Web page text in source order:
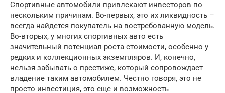
Спортивные автомобили привлекают инвесторов по
нескольким причинам. Во-первых, это их ликвидность –
всегда найдется покупатель на востребованную модель.
Во-вторых, у многих спортивных авто есть
значительный потенциал роста стоимости, особенно у
редких и коллекционных экземпляров. И, конечно,
нельзя забывать о престиже, который сопровождает
владение таким автомобилем. Честно говоря, это не
просто инвестиция, это еще и возможность